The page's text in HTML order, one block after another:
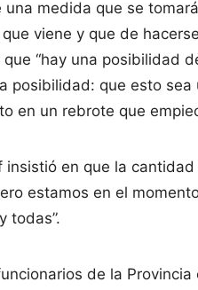
medida que se
viene y que de
“hay una posibilidad
posibilidad: que esto
en un rebrote que
en que la
estamos en el
todas”.
de la